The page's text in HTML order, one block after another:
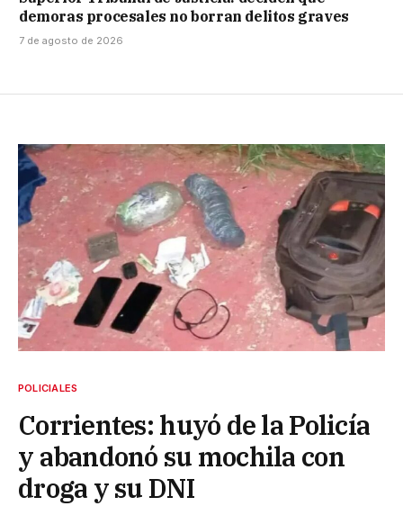
demoras procesales no borran delitos graves
7 de agosto de 2026
POLICIALES
Corrientes: huyó de la Policía
y abandonó su mochila con
droga y su DNI